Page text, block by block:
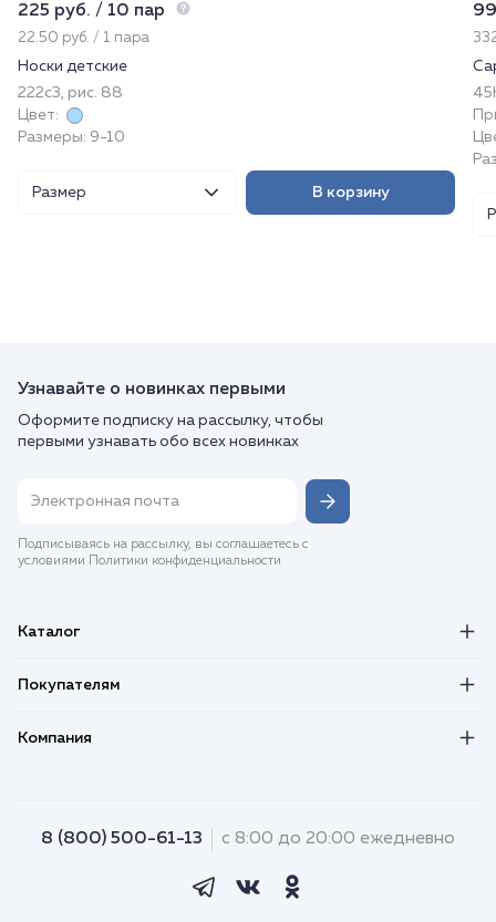
225 руб. / 10 пар
22.50 руб. / 1 пара
Носки детские
222с3, рис. 88
Цвет:
Размеры: 9-10
Размер В корзину
Узнавайте о новинках первыми
Оформите подписку на рассылку, чтобы
первыми узнавать обо всех новинках
Подписываясь на рассылку, вы соглашаетесь с
условиями Политики конфиденциальности
Каталог
Покупателям
Компания
8 (800) 500-61-13 с 8:00 до 20:00 ежедневно